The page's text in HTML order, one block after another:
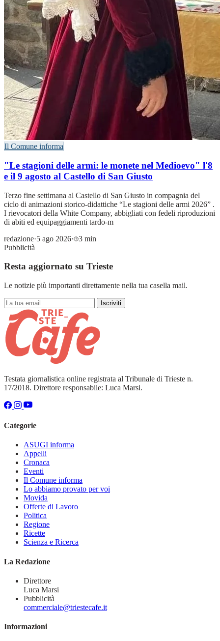
Il Comune informa
"Le stagioni delle armi: le monete nel Medioevo" l'8
e il 9 agosto al Castello di San Giusto
Terzo fine settimana al Castello di San Giusto in compagnia del
ciclo di animazioni storico-didattiche “Le stagioni delle armi 2026” .
I rievocatori della White Company, abbigliati con fedeli riproduzioni
di abiti ed equipaggiamenti tardo-m
redazione·5 ago 2026·
3 min
Pubblicità
Resta aggiornato su Trieste
Le notizie più importanti direttamente nella tua casella mail.
Iscriviti
Testata giornalistica online registrata al Tribunale di Trieste n.
17/2018. Direttore responsabile: Luca Marsi.
Categorie
ASUGI informa
Appelli
Cronaca
Eventi
Il Comune informa
Lo abbiamo provato per voi
Movida
Offerte di Lavoro
Politica
Regione
Ricette
Scienza e Ricerca
La Redazione
Direttore
Luca Marsi
Pubblicità
commerciale@triestecafe.it
Informazioni